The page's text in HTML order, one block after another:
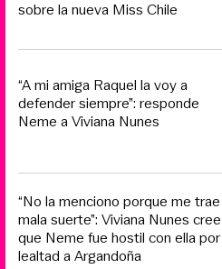
sobre la nueva Miss Chile
“A mi amiga Raquel la voy a
defender siempre”: responde
Neme a Viviana Nunes
“No la menciono porque me trae
mala suerte”: Viviana Nunes cree
que Neme fue hostil con ella por
lealtad a Argandoña